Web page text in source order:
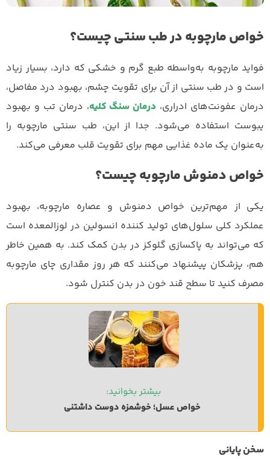
خواص مارچوبه در طب سنتی چیست؟
فواید مارچوبه به‌واسطه طبع گرم و خشکی که دارد، بسیار زیاد
است و در طب سنتی از آن برای تقویت چشم، بهبود درد مفاصل،
درمان عفونت‌های ادراری، درمان سنگ کلیه، درمان تب و بهبود
یبوست استفاده می‌شود. جدا از این، طب سنتی مارچوبه را
به‌عنوان یک ماده غذایی مهم برای تقویت قلب معرفی می‌کند.
خواص دمنوش مارچوبه چیست؟
یکی از مهم‌ترین خواص دمنوش و عصاره مارچوبه، بهبود
عملکرد کلی سلول‌های تولید کننده انسولین در لوزالمعده است
که می‌تواند به پاکسازی گلوکز در بدن کمک کند. به همین خاطر
هم، پزشکان پیشنهاد می‌کنند که هر روز مقداری چای مارچوبه
مصرف کنید تا سطح قند خون در بدن کنترل شود.
بیشتر بخوانید:
خواص عسل؛ خوشمزه دوست داشتنی
سخن پایانی